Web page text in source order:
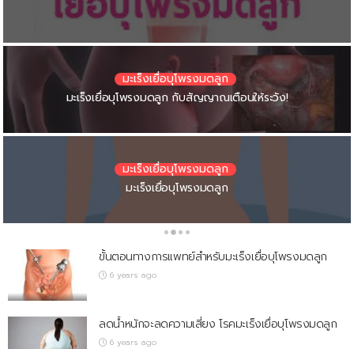
มะเร็งเยื่อบุโพรงมดลูก
สัญญาณอันตราย “มะเร็งเยื่อบุโพรงมดลูก”
มะเร็งเยื่อบุโพรงมดลูก
หมดประจำเดือน-อ้วน-ความดันสูง อาจเสี่ยง “มะเร็งเยื่อบุโพรงมดลูก”
มะเร็งเยื่อบุโพรงมดลูก
มะเร็งเยื่อบุโพรงมดลูก กับสัญญาณเตือนให้ระวัง!
มะเร็งเยื่อบุโพรงมดลูก
มะเร็งเยื่อบุโพรงมดลูก
มะเร็งเยื่อบุโพรงมดลูก
ขั้นตอนทางการแพทย์สำหรับมะเร็งเยื่อบุโพรงมดลูก
มะเร็งเยื่อบุโพรงมดลูก
แนะหญิงสูงวัยระวังมะเร็งเยื่อบุโพรงมดลูก
มะเร็งเยื่อบุโพรงมดลูก
โรคอ้วน
ลดน้ำหนักจะลดความเสี่ยง โรคมะเร็งเยื่อบุโพรงมดลูก
มะเร็งเยื่อบุโพรงมดลูก
5 มะเร็งยอดฮิตที่ผู้หญิงป่วยมากที่สุด
ขั้นตอนทางการแพทย์สำหรับมะเร็งเยื่อบุโพรงมดลูก
6 years ago
ลดน้ำหนักจะลดความเสี่ยง โรคมะเร็งเยื่อบุโพรงมดลูก
6 years ago